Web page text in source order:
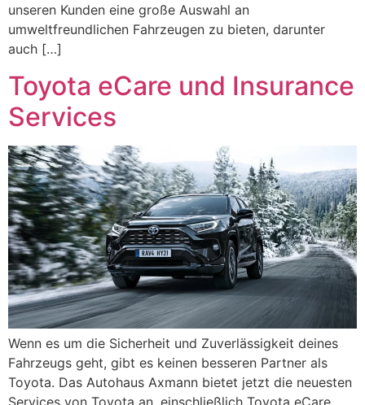
unseren Kunden eine große Auswahl an
umweltfreundlichen Fahrzeugen zu bieten, darunter
auch […]
Toyota eCare und Insurance
Services
Wenn es um die Sicherheit und Zuverlässigkeit deines
Fahrzeugs geht, gibt es keinen besseren Partner als
Toyota. Das Autohaus Axmann bietet jetzt die neuesten